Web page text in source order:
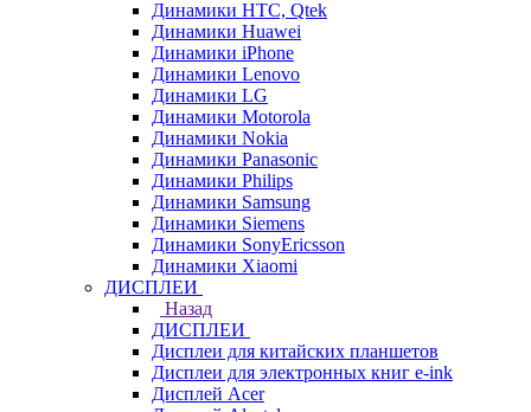
Динамики HTC, Qtek
Динамики Huawei
Динамики iPhone
Динамики Lenovo
Динамики LG
Динамики Motorola
Динамики Nokia
Динамики Panasonic
Динамики Philips
Динамики Samsung
Динамики Siemens
Динамики SonyEricsson
Динамики Xiaomi
ДИСПЛЕИ
Назад
ДИСПЛЕИ
Дисплеи для китайских планшетов
Дисплеи для электронных книг e-ink
Дисплей Acer